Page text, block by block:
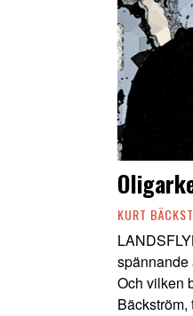
KURT
spännande
Och vilken
Bäckström,